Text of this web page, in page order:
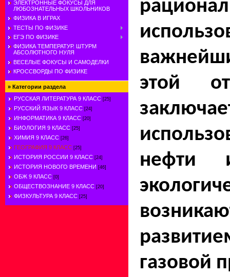
ЭЛЕКТРОННЫЕ ФОКУСЫ ДЛЯ
ЛЮБОЗНАТЕЛЬНЫХ ШКОЛЬНИКОВ
ФИЗИКА В ИГРАХ
ТЕСТЫ ПО ФИЗИКЕ
ЕГЭ ПО ФИЗИКЕ
ФИЗИКА ТЕМПЕРАТУР. ШТУРМ
АБСОЛЮТНОГО НУЛЯ
ВЕСЕЛЫЕ ФОКУСЫ И САМОДЕЛКИ
КРОССВОРДЫ ПО ФИЗИКЕ
» Категории раздела
РУССКАЯ ЛИТЕРАТУРА 9 КЛАСС [25]
РУССКИЙ ЯЗЫК 9 КЛАСС [24]
ИНФОРМАТИКА 9 КЛАСС [20]
БИОЛОГИЯ 9 КЛАСС [25]
ХИМИЯ 9 КЛАСС [26]
ГЕОГРАФИЯ 9 КЛАСС [25]
ИСТОРИЯ РОССИИ 9 КЛАСС [24]
ИСТОРИЯ НОВОГО ВРЕМЕНИ [46]
ОБЖ 9 КЛАСС [0]
ОБЩЕСТВОЗНАНИЕ 9 КЛАСС [20]
ФИЗКУЛЬТУРА 9 КЛАСС [25]
этой
нефти
газовой